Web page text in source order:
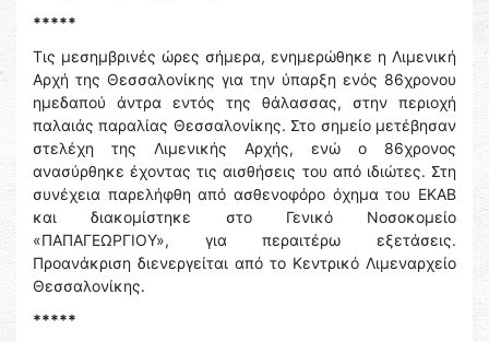
*****
Τις μεσημβρινές ώρες σήμερα, ενημερώθηκε η Λιμενική
Αρχή της Θεσσαλονίκης για την ύπαρξη ενός 86χρονου
ημεδαπού άντρα εντός της θάλασσας, στην περιοχή
παλαιάς παραλίας Θεσσαλονίκης. Στο σημείο μετέβησαν
στελέχη της Λιμενικής Αρχής, ενώ ο 86χρονος
ανασύρθηκε έχοντας τις αισθήσεις του από ιδιώτες. Στη
συνέχεια παρελήφθη από ασθενοφόρο όχημα του ΕΚΑΒ
και διακομίστηκε στο Γενικό Νοσοκομείο
«ΠΑΠΑΓΕΩΡΓΙΟΥ», για περαιτέρω εξετάσεις.
Προανάκριση διενεργείται από το Κεντρικό Λιμεναρχείο
Θεσσαλονίκης.
*****